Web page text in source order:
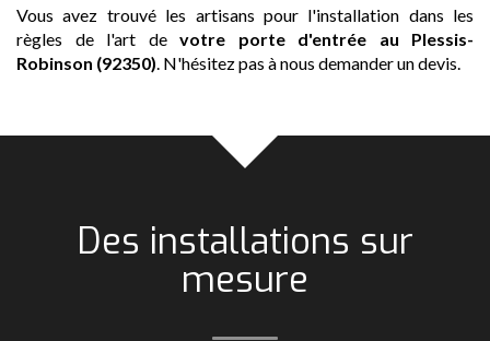
Vous avez trouvé les artisans pour l'installation dans les
règles de l'art de votre porte d'entrée
au Plessis-
Robinson (92350). N'hésitez pas à nous demander un devis.
Des installations sur
mesure